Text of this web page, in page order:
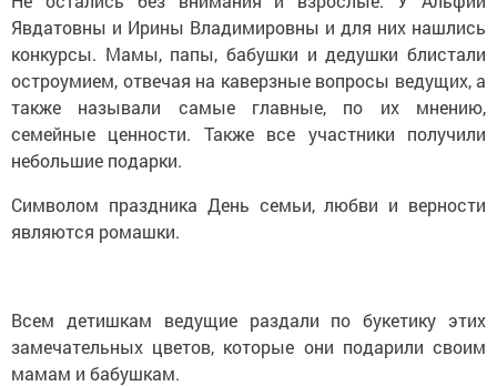
Явдатовны и Ирины Владимировны и для них нашлись
конкурсы. Мамы, папы, бабушки и дедушки блистали
остроумием, отвечая на каверзные вопросы ведущих, а
также называли самые главные, по их мнению,
семейные ценности. Также все участники получили
небольшие подарки.
Символом праздника День семьи, любви и верности
являются ромашки.
Всем детишкам ведущие раздали по букетику этих
замечательных цветов, которые они подарили своим
мамам и бабушкам.